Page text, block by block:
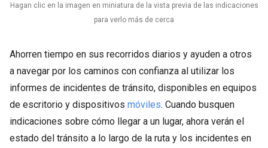
Hagan clic en la imagen en miniatura de la vista previa de las indicaciones
para verlo más de cerca
Ahorren tiempo en sus recorridos diarios y ayuden a otros
a navegar por los caminos con confianza al utilizar los
informes de incidentes de tránsito, disponibles en equipos
de escritorio y dispositivos móviles. Cuando busquen
indicaciones sobre cómo llegar a un lugar, ahora verán el
estado del tránsito a lo largo de la ruta y los incidentes en